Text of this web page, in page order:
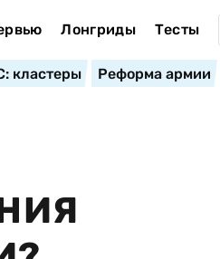
Лонгриды Тесты
кластеры Реформа армии